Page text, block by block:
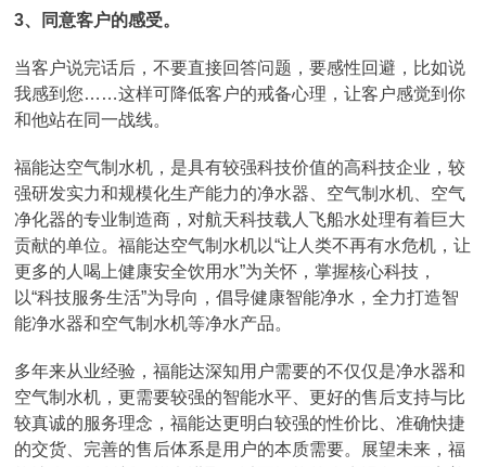
3、同意客户的感受。
当客户说完话后，不要直接回答问题，要感性回避，比如说
我感到您……这样可降低客户的戒备心理，让客户感觉到你
和他站在同一战线。
福能达空气制水机，是具有较强科技价值的高科技企业，较
强研发实力和规模化生产能力的净水器、空气制水机、空气
净化器的专业制造商，对航天科技载人飞船水处理有着巨大
贡献的单位。福能达空气制水机以“让人类不再有水危机，让
更多的人喝上健康安全饮用水”为关怀，掌握核心科技，
以“科技服务生活”为导向，倡导健康智能净水，全力打造智
能净水器和空气制水机等净水产品。
多年来从业经验，福能达深知用户需要的不仅仅是净水器和
空气制水机，更需要较强的智能水平、更好的售后支持与比
较真诚的服务理念，福能达更明白较强的性价比、准确快捷
的交货、完善的售后体系是用户的本质需要。展望未来，福